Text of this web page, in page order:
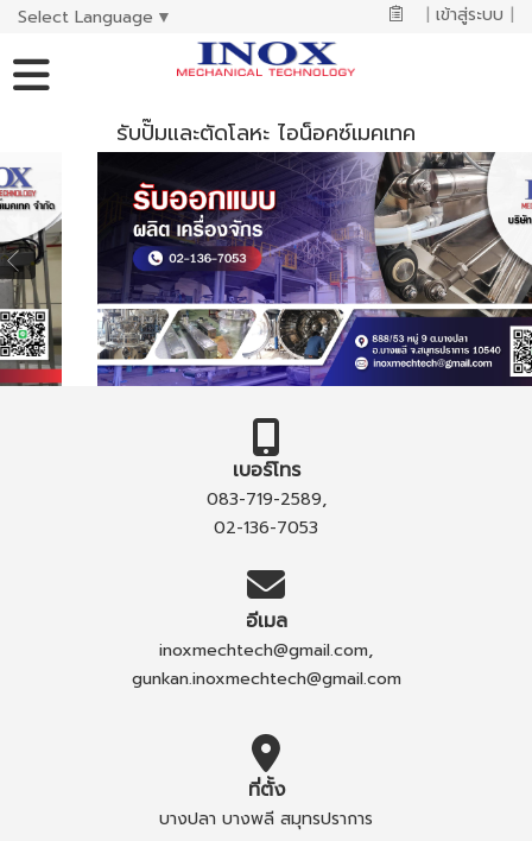
Select Language ▼ | เข้าสู่ระบบ |
รับปั๊มและตัดโลหะ ไอน็อคซ์เมคเทค
เบอร์โทร
083-719-2589,
02-136-7053
อีเมล
inoxmechtech@gmail.com,
gunkan.inoxmechtech@gmail.com
ที่ตั้ง
บางปลา บางพลี สมุทรปราการ